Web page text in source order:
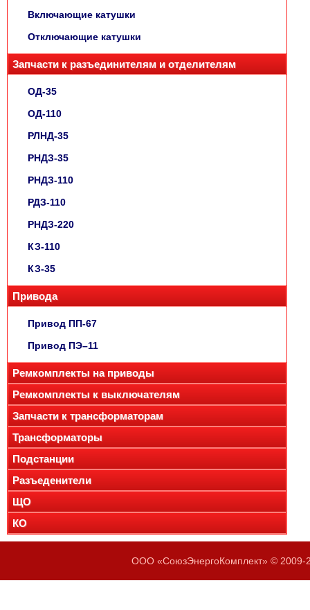
Включающие катушки
Отключающие катушки
Запчасти к разъединителям и отделителям
ОД-35
ОД-110
РЛНД-35
РНДЗ-35
РНДЗ-110
РДЗ-110
РНДЗ-220
КЗ-110
КЗ-35
Привода
Привод ПП-67
Привод ПЭ–11
Ремкомплекты на приводы
Ремкомплекты к выключателям
Запчасти к трансформаторам
Трансформаторы
Подстанции
Разъеденители
ЩО
КО
ООО «СоюзЭнергоКомплект» © 2009-